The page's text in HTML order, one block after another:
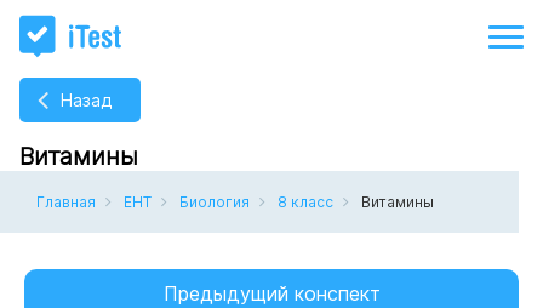
Назад
Витамины
Главная ЕНТ Биология 8 класс Витамины
Предыдущий конспект